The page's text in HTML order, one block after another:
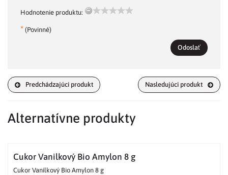
Hodnotenie produktu:
* (Povinné)
Odoslať
Predchádzajúci produkt Nasledujúci produkt
Alternatívne produkty
Cukor Vanilkový Bio Amylon 8 g
Cukor Vanilkový Bio Amylon 8 g